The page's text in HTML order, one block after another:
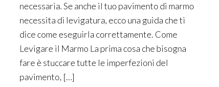
necessaria. Se anche il tuo pavimento di marmo
necessita di levigatura, ecco una guida che ti
dice come eseguirla correttamente. Come
Levigare il Marmo La prima cosa che bisogna
fare è stuccare tutte le imperfezioni del
pavimento, […]